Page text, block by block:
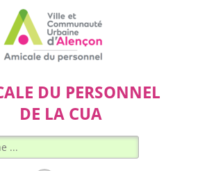
DU PERSONNEL
DE LA CUA
: